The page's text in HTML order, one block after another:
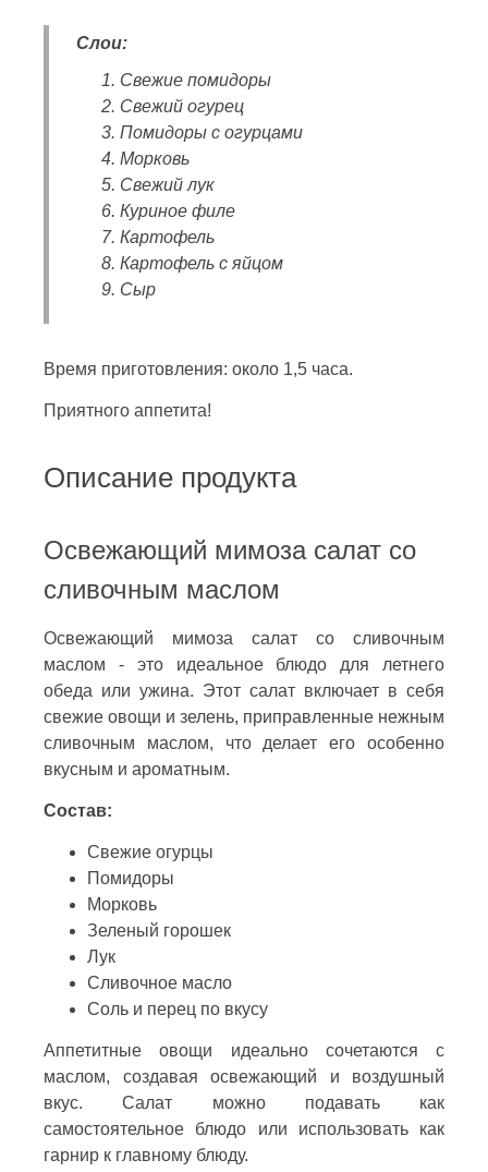
Слои:
Свежие помидоры
Свежий огурец
Помидоры с огурцами
Морковь
Свежий лук
Куриное филе
Картофель
Картофель с яйцом
Сыр
Время приготовления: около 1,5 часа.
Приятного аппетита!
Описание продукта
Освежающий мимоза салат со
сливочным маслом
Освежающий мимоза салат со сливочным
маслом - это идеальное блюдо для летнего
обеда или ужина. Этот салат включает в себя
свежие овощи и зелень, приправленные нежным
сливочным маслом, что делает его особенно
вкусным и ароматным.
Состав:
Свежие огурцы
Помидоры
Морковь
Зеленый горошек
Лук
Сливочное масло
Соль и перец по вкусу
Аппетитные овощи идеально сочетаются с
маслом, создавая освежающий и воздушный
вкус. Салат можно подавать как
самостоятельное блюдо или использовать как
гарнир к главному блюду.